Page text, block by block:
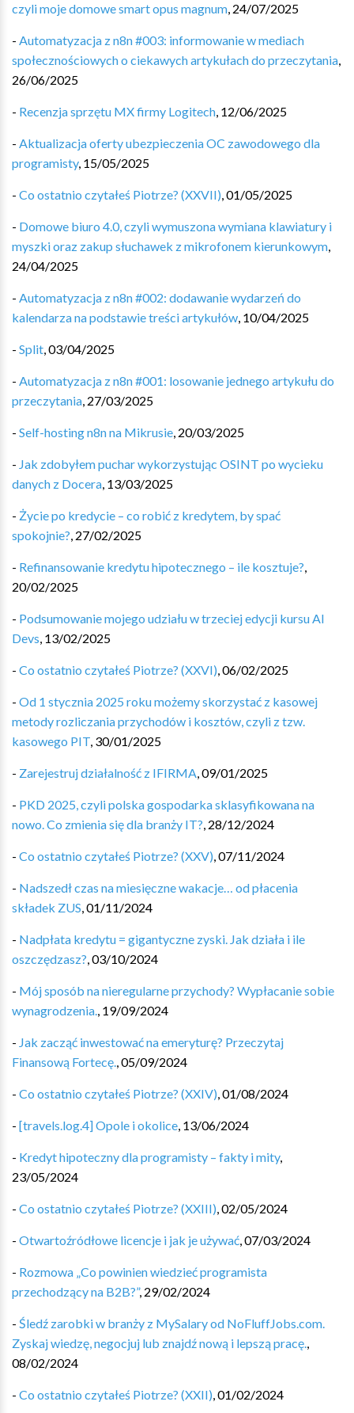
czyli moje domowe smart opus magnum, 24/07/2025
- Automatyzacja z n8n #003: informowanie w mediach
społecznościowych o ciekawych artykułach do przeczytania,
26/06/2025
- Recenzja sprzętu MX firmy Logitech, 12/06/2025
- Aktualizacja oferty ubezpieczenia OC zawodowego dla
programisty, 15/05/2025
- Co ostatnio czytałeś Piotrze? (XXVII),01/05/2025
- Domowe biuro 4.0, czyli wymuszona wymiana klawiatury i
myszki oraz zakup słuchawek z mikrofonem kierunkowym,
24/04/2025
- Automatyzacja z n8n #002: dodawanie wydarzeń do
kalendarza na podstawie treści artykułów, 10/04/2025
- Split,03/04/2025
- Automatyzacja z n8n #001: losowanie jednego artykułu do
przeczytania, 27/03/2025
- Self-hosting n8n na Mikrusie, 20/03/2025
- Jak zdobyłem puchar wykorzystując OSINT po wycieku
danych z Docera, 13/03/2025
- Życie po kredycie – co robić z kredytem, by spać
spokojnie?, 27/02/2025
- Refinansowanie kredytu hipotecznego – ile kosztuje?,
20/02/2025
- Podsumowanie mojego udziału w trzeciej edycji kursu AI
Devs, 13/02/2025
- Co ostatnio czytałeś Piotrze? (XXVI),06/02/2025
- Od 1 stycznia 2025 roku możemy skorzystać z kasowej
metody rozliczania przychodów i kosztów, czyli z tzw.
kasowego PIT, 30/01/2025
- Zarejestruj działalność z IFIRMA,09/01/2025
- PKD 2025, czyli polska gospodarka sklasyfikowana na
nowo. Co zmienia się dla branży IT?, 28/12/2024
- Co ostatnio czytałeś Piotrze? (XXV),07/11/2024
- Nadszedł czas na miesięczne wakacje… od płacenia
składek ZUS,01/11/2024
- Nadpłata kredytu = gigantyczne zyski. Jak działa i ile
oszczędzasz?,03/10/2024
- Mój sposób na nieregularne przychody? Wypłacanie sobie
wynagrodzenia., 19/09/2024
- Jak zacząć inwestować na emeryturę? Przeczytaj
Finansową Fortecę.,05/09/2024
- Co ostatnio czytałeś Piotrze? (XXIV),01/08/2024
- [travels.log.4] Opole i okolice, 13/06/2024
- Kredyt hipoteczny dla programisty – fakty i mity,
23/05/2024
- Co ostatnio czytałeś Piotrze? (XXIII),02/05/2024
- Otwartoźródłowe licencje i jak je używać,07/03/2024
- Rozmowa „Co powinien wiedzieć programista
przechodzący na B2B?”, 29/02/2024
- Śledź zarobki w branży z MySalary od NoFluffJobs.com.
Zyskaj wiedzę, negocjuj lub znajdź nową i lepszą pracę.,
08/02/2024
- Co ostatnio czytałeś Piotrze? (XXII),01/02/2024